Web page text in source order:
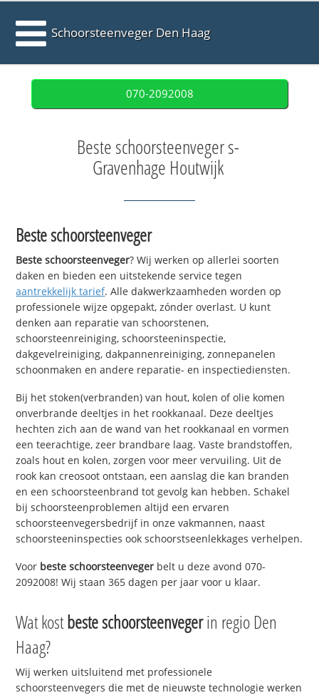
Schoorsteenveger Den Haag
070-2092008
Beste schoorsteenveger s-
Gravenhage Houtwijk
Beste schoorsteenveger
Beste schoorsteenveger? Wij werken op allerlei soorten
daken en bieden een uitstekende service tegen
aantrekkelijk tarief. Alle dakwerkzaamheden worden op
professionele wijze opgepakt, zónder overlast. U kunt
denken aan reparatie van schoorstenen,
schoorsteenreiniging, schoorsteeninspectie,
dakgevelreiniging, dakpannenreiniging, zonnepanelen
schoonmaken en andere reparatie- en inspectiediensten.
Bij het stoken(verbranden) van hout, kolen of olie komen
onverbrande deeltjes in het rookkanaal. Deze deeltjes
hechten zich aan de wand van het rookkanaal en vormen
een teerachtige, zeer brandbare laag. Vaste brandstoffen,
zoals hout en kolen, zorgen voor meer vervuiling. Uit de
rook kan creosoot ontstaan, een aanslag die kan branden
en een schoorsteenbrand tot gevolg kan hebben. Schakel
bij schoorsteenproblemen altijd een ervaren
schoorsteenvegersbedrijf in onze vakmannen, naast
schoorsteeninspecties ook schoorstseenlekkages verhelpen.
Voor beste schoorsteenveger belt u deze avond 070-
2092008! Wij staan 365 dagen per jaar voor u klaar.
Wat kostbeste schoorsteenvegerin regio Den
Haag?
Wij werken uitsluitend met professionele
schoorsteenvegers die met de nieuwste technologie werken